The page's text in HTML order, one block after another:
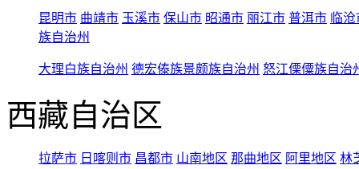
昆明市 曲靖市 玉溪市 保山市 昭通市 丽江市 普洱市 临
族自治州
大理白族自治州 德宏傣族景颇族自治州 怒江傈僳族自治
西藏自治区
拉萨市 日喀则市 昌都市 山南地区 那曲地区 阿里地区 林